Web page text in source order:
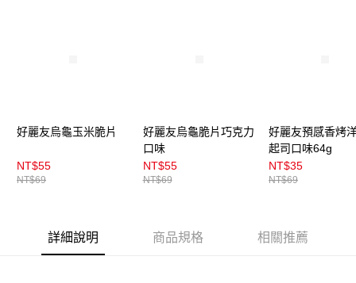
2.基於同意付款使用「大哥付你分期」之契約關係目的，商店將以您的個人
資料（包含姓名、電話或地址）提供予台灣大哥大進項蒐集、處理及利用，
由本公司與您本人進行分期帳單所需資料之確認、核對及更正。
3.完整用戶服務條款，請詳閱以下連結：
https://oppay.tw/userRule
宅配
每筆NT$100，滿NT$899(含以上)免運費
好麗友烏龜玉米脆片
NT$55
NT$69
好麗友烏龜脆片巧克力
口味
NT$55
NT$69
好麗友預感香烤
起司口味64g
NT$35
NT$69
詳細說明 商品規格 相關推薦